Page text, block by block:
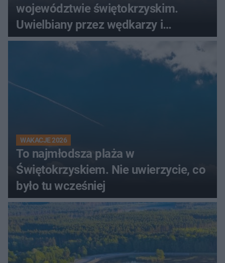
województwie świętokrzyskim.
Uwielbiany przez wędkarzy i
turystów
WAKACJE 2026
To najmłodsza plaża w
Świętokrzyskiem. Nie uwierzycie, co
było tu wcześniej